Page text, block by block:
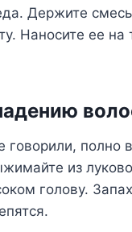
Держите
Наносите ее
полно
из
голову.